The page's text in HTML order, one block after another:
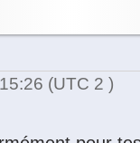
(UTC 2 )